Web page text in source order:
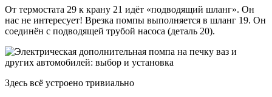
От термостата 29 к крану 21 идёт «подводящий шланг». Он
нас не интересует! Врезка помпы выполняется в шланг 19. Он
соединён с подводящей трубой насоса (деталь 20).
Здесь всё устроено тривиально